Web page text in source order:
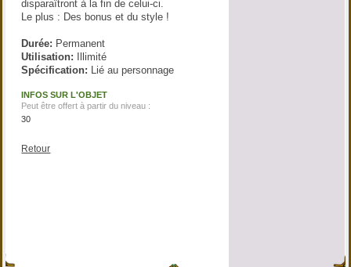
disparaîtront à la fin de celui-ci.
Le plus : Des bonus et du style !
Durée: Permanent
Utilisation: Illimité
Spécification: Lié au personnage
INFOS SUR L'OBJET
Peut être offert à partir du niveau :
30
Retour